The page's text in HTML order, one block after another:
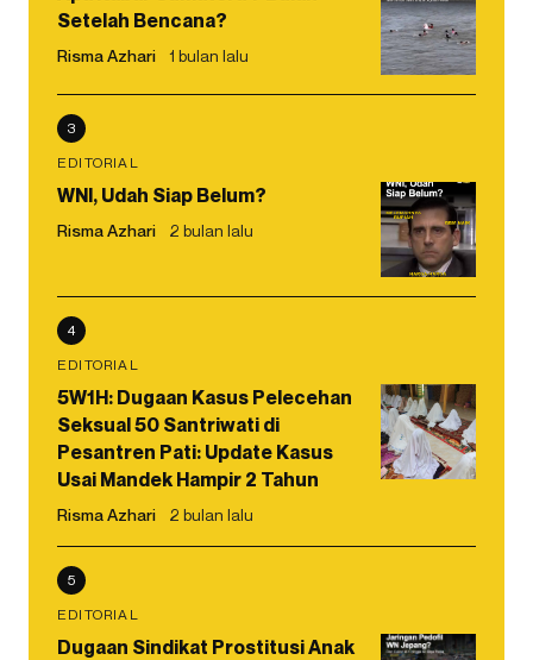
Setelah Bencana?
Risma Azhari 1 bulan lalu
3
EDITORIAL
WNI, Udah Siap Belum?
Risma Azhari 2 bulan lalu
4
EDITORIAL
5W1H: Dugaan Kasus Pelecehan
Seksual 50 Santriwati di
Pesantren Pati: Update Kasus
Usai Mandek Hampir 2 Tahun
Risma Azhari 2 bulan lalu
5
EDITORIAL
Dugaan Sindikat Prostitusi Anak